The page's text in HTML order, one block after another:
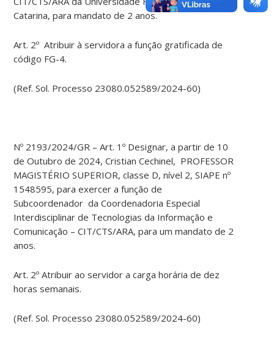
Catarina, para mandato de 2 anos.
Art. 2º Atribuir à servidora a função gratificada de
código FG-4.
(Ref. Sol. Processo 23080.052589/2024-60)
Nº 2193/2024/GR – Art. 1º Designar, a partir de 10
de Outubro de 2024, Cristian Cechinel, PROFESSOR
MAGISTÉRIO SUPERIOR, classe D, nível 2, SIAPE nº
1548595, para exercer a função de
Subcoordenador da Coordenadoria Especial
Interdisciplinar de Tecnologias da Informação e
Comunicação – CIT/CTS/ARA, para um mandato de 2
anos.
Art. 2º Atribuir ao servidor a carga horária de dez
horas semanais.
(Ref. Sol. Processo 23080.052589/2024-60)